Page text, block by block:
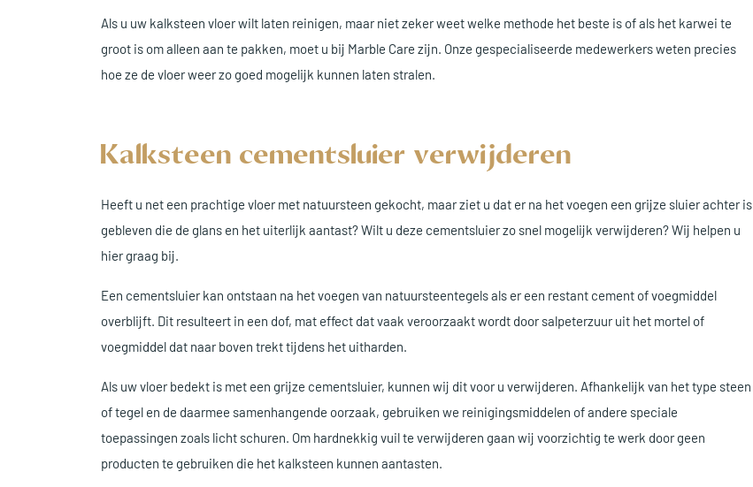
Als u uw kalksteen vloer wilt laten reinigen, maar niet zeker weet welke methode het beste is of als het karwei te
groot is om alleen aan te pakken, moet u bij Marble Care zijn. Onze gespecialiseerde medewerkers weten precies
hoe ze de vloer weer zo goed mogelijk kunnen laten stralen.
Kalksteen cementsluier verwijderen
Heeft u net een prachtige vloer met natuursteen gekocht, maar ziet u dat er na het voegen een grijze sluier achter is
gebleven die de glans en het uiterlijk aantast? Wilt u deze cementsluier zo snel mogelijk verwijderen? Wij helpen u
hier graag bij.
Een cementsluier kan ontstaan na het voegen van natuursteentegels als er een restant cement of voegmiddel
overblijft. Dit resulteert in een dof, mat effect dat vaak veroorzaakt wordt door salpeterzuur uit het mortel of
voegmiddel dat naar boven trekt tijdens het uitharden.
Als uw vloer bedekt is met een grijze cementsluier, kunnen wij dit voor u verwijderen. Afhankelijk van het type steen
of tegel en de daarmee samenhangende oorzaak, gebruiken we reinigingsmiddelen of andere speciale
toepassingen zoals licht schuren. Om hardnekkig vuil te verwijderen gaan wij voorzichtig te werk door geen
producten te gebruiken die het kalksteen kunnen aantasten.